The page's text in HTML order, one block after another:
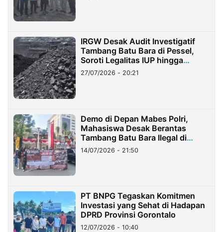
IRGW Desak Audit Investigatif
Tambang Batu Bara di Pessel,
Soroti Legalitas IUP hingga
Stockpile
27/07/2026 - 20:21
Demo di Depan Mabes Polri,
Mahasiswa Desak Berantas
Tambang Batu Bara Ilegal di
Lampung
14/07/2026 - 21:50
PT BNPG Tegaskan Komitmen
Investasi yang Sehat di Hadapan
DPRD Provinsi Gorontalo
12/07/2026 - 10:40